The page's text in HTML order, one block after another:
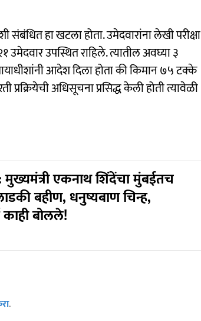
संबंधित हा खटला होता. उमेदवारांना लेखी परीक्षा
उमेदवार उपस्थित राहिले. त्यातील अवघ्या ३
आदेश दिला होता की किमान ७५ टक्के
अधिसूचना प्रसिद्ध केली होती त्यावेळी
एकनाथ शिंदेंचा मुंबईतच
बहीण, धनुष्यबाण चिन्ह,
काही बोलले!
.